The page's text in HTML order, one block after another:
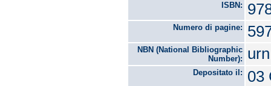
ISBN:
Numero di pagine:
NBN (National Bibliographic
Number):
Depositato il: 03